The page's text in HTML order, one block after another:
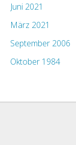
Juni 2021
März 2021
September 2006
Oktober 1984